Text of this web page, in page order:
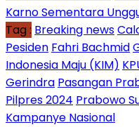
Karno Sementara
Tag : Breaking news
Pesiden Fahri Bachmid
Indonesia Maju (KIM)
Gerindra Pasangan
Pilpres 2024 Prabowo
Kampanye Nasional